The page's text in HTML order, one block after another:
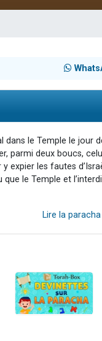
le Temple le jour
parmi deux boucs,
expier les fautes
le Temple et
Lire la